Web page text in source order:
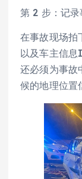
第 2 步：记
在事故现场拍
以及车主信息
还必须为事故
候的地理位置